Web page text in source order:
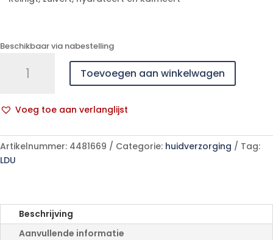
Beschikbaar via nabestelling
Mousse
150ml
Toevoegen aan winkelwagen
Voeg toe aan verlanglijst
l
t
e
a
t
Artikelnummer: 4481669 Categorie: huidverzorging
Tag:
LDU
Beschrijving
Aanvullende informatie